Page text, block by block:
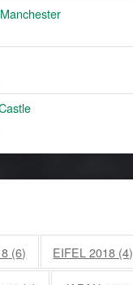
(6) EIFEL 2018 (4)